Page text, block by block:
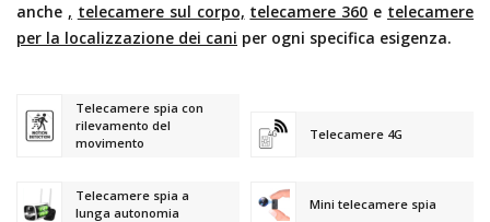
anche , telecamere sul corpo, telecamere 360 e telecamere
per la localizzazione dei cani per ogni specifica esigenza.
Telecamere spia con
rilevamento del
movimento
Telecamere 4G
Telecamere spia a
lunga autonomia
Mini telecamere spia